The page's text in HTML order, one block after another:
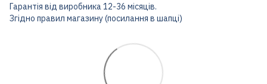
Гарантія від виробника 12-36 місяців.
Згідно правил магазину (посилання в шапці)